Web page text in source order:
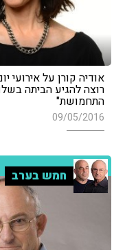
אודיה קורן על אירועי
רוצה להגיע הביתה
התחמושת"
09/05/2016
חמש בערב